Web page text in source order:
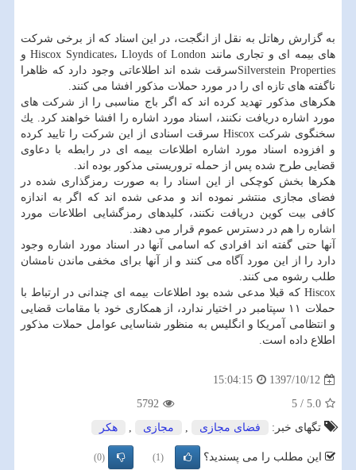
به گزارش رهاتل به نقل از انگجت، در این اسناد كه از برخی شركت
های بیمه ای و تجاری مانند Hiscox Syndicates، Lloyds of London و
Silverstein Propertiesسرقت شده اند اطلاعاتی وجود دارد كه ظاهرا
ناگفته های تازه ای را در مورد حملات مذكور افشا می كنند.
هكرهای مذكور تهدید كرده اند كه اگر باج مناسبی را از شركت های
مورد اشاره دریافت نكنند، اسناد مورد اشاره را افشا خواهند كرد. یك
سخنگوی شركت Hiscox سرقت اسنادی از این شركت را تایید كرده
و افزوده اسناد مورد اشاره اطلاعات بیمه ای در رابطه با دعاوی
قضایی طرح شده پس از حمله تروریستی مذكور بوده اند.
هكرها بخش كوچكی از این اسناد را به صورت رمزگذاری شده در
فضای مجازی منتشر نموده اند و مدعی شده اند كه اگر به اندازه
كافی بیت كوین دریافت نكنند، كلیدهای رمزگشایی اطلاعات مورد
اشاره را هم در دسترس عموم قرار می دهند.
آنها حتی گفته اند افرادی كه اسامی آنها در اسناد مورد اشاره وجود
دارد را از این مورد آگاه می كنند و از آنها برای مخفی ماندن نامشان
طلب رشوه می كنند.
Hiscox كه قبلا مدعی شده بود اطلاعات بیمه ای چندانی در ارتباط با
حملات ۱۱ سپتامبر در اختیار ندارد، از همكاری خود با مقامات قضایی
و انتظامی آمریكا و انگلیس به منظور شناسایی عوامل حملات مذكور
اطلاع داده است.
1397/10/12
15:04:15
5.0
/
5
5792
تگهای خبر:
فضای مجازی , مجازی , هكر
این مطلب را می پسندید؟ (1)
(0)